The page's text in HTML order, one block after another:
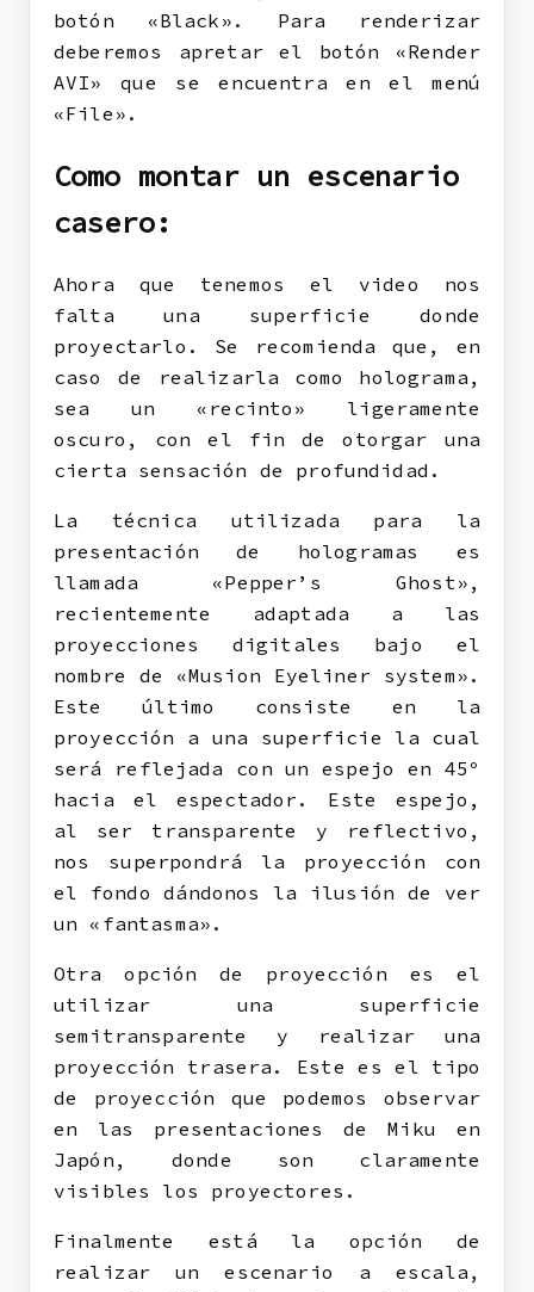
botón «Black». Para renderizar
deberemos apretar el botón «Render
AVI» que se encuentra en el menú
«File».
Como montar un escenario
casero:
Ahora que tenemos el video nos
falta una superficie donde
proyectarlo. Se recomienda que, en
caso de realizarla como holograma,
sea un «recinto» ligeramente
oscuro, con el fin de otorgar una
cierta sensación de profundidad.
La técnica utilizada para la
presentación de hologramas es
llamada «Pepper’s Ghost»,
recientemente adaptada a las
proyecciones digitales bajo el
nombre de «Musion Eyeliner system».
Este último consiste en la
proyección a una superficie la cual
será reflejada con un espejo en 45º
hacia el espectador. Este espejo,
al ser transparente y reflectivo,
nos superpondrá la proyección con
el fondo dándonos la ilusión de ver
un «fantasma».
Otra opción de proyección es el
utilizar una superficie
semitransparente y realizar una
proyección trasera. Este es el tipo
de proyección que podemos observar
en las presentaciones de Miku en
Japón, donde son claramente
visibles los proyectores.
Finalmente está la opción de
realizar un escenario a escala,